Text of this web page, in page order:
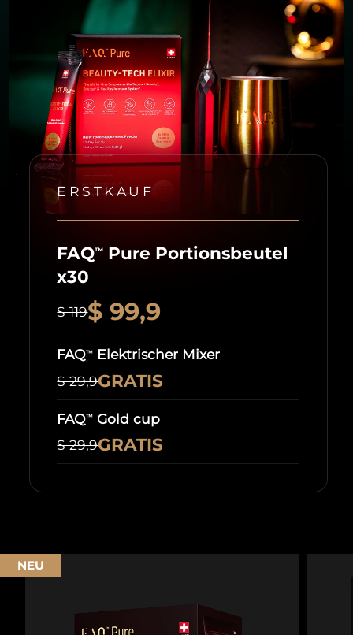
ERSTKAUF
FAQ™ Pure Portionsbeutel
x30
$ 119$ 99,9
FAQ™
Elektrischer Mixer
$ 29,9GRATIS
FAQ™ Gold cup
$ 29,9GRATIS
NEU